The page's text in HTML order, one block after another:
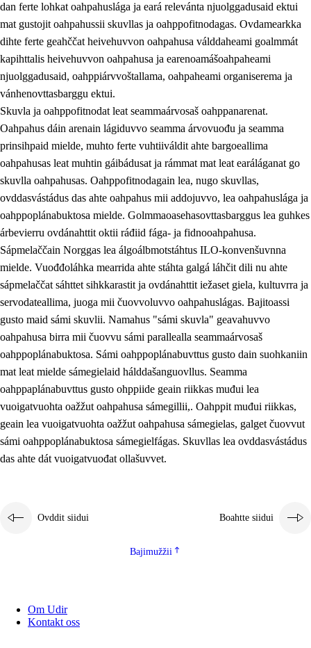
dan ferte lohkat oahpahuslága ja eará relevánta njuolggadusaid ektui
mat gustojit oahpahussii skuvllas ja oahppofitnodagas. Ovdamearkka
dihte ferte geahččat heivehuvvon oahpahusa válddaheami goalmmát
kapihttalis heivehuvvon oahpahusa ja earenoamášoahpaheami
njuolggadusaid, oahppiárvvoštallama, oahpaheami organiserema ja
vánhenovttasbarggu ektui.
Skuvla ja oahppofitnodat leat seammaárvosaš oahppanarenat.
Oahpahus dáin arenain lágiduvvo seamma árvovuođu ja seamma
prinsihpaid mielde, muhto ferte vuhtiiváldit ahte bargoeallima
oahpahusas leat muhtin gáibádusat ja rámmat mat leat earáláganat go
skuvlla oahpahusas. Oahppofitnodagain lea, nugo skuvllas,
ovddasvástádus das ahte oahpahus mii addojuvvo, lea oahpahuslága ja
oahppoplánabuktosa mielde. Golmmaoasehasovttasbarggus lea guhkes
árbevierru ovdánahttit oktii ráđiid fága- ja fidnooahpahusa.
Sápmelaččain Norggas lea álgoálbmotstáhtus ILO-konvenšuvnna
mielde. Vuođđoláhka mearrida ahte stáhta galgá láhčit dili nu ahte
sápmelaččat sáhttet sihkkarastit ja ovdánahttit iežaset giela, kultuvrra ja
servodateallima, juoga mii čuovvoluvvo oahpahuslágas. Bajitoassi
gusto maid sámi skuvlii. Namahus "sámi skuvla" geavahuvvo
oahpahusa birra mii čuovvu sámi parallealla seammaárvosaš
oahppoplánabuktosa. Sámi oahppoplánabuvttus gusto dain suohkaniin
mat leat mielde sámegielaid hálddašanguovllus. Seamma
oahppaplánabuvttus gusto ohppiide geain riikkas muđui lea
vuoigatvuohta oažžut oahpahusa sámegillii,. Oahppit muđui riikkas,
geain lea vuoigatvuohta oažžut oahpahusa sámegielas, galget čuovvut
sámi oahppoplánabuktosa sámegielfágas. Skuvllas lea ovddasvástádus
das ahte dát vuoigatvuođat ollašuvvet.
Ovddit siidui Boahtte siidui
Bajimužžii
Om Udir
Kontakt oss